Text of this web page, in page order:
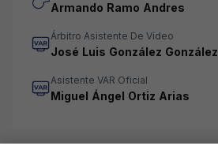
Armando Ramo Andres
Árbitro Asistente De Vídeo
José Luis González González
Asistente VAR Oficial
Miguel Ángel Ortiz Arias